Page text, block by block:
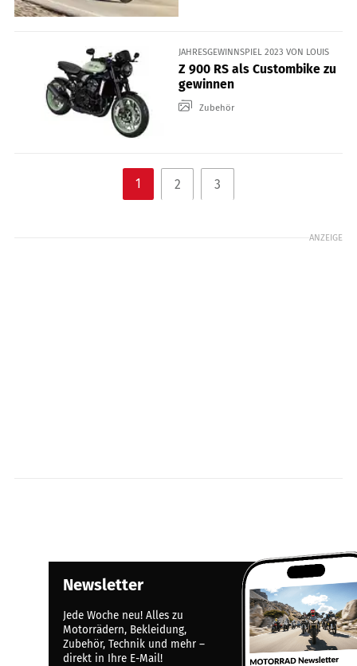
JAHRESGEWINNSPIEL 2023 VON LOUIS
Z 900 RS als Custombike zu
gewinnen
Zubehör
1 2 3
ANZEIGE
Newsletter
Jede Woche neu! Alles zu
Motorrädern, Bekleidung,
Zubehör, Technik und mehr –
direkt in Ihre E-Mail!